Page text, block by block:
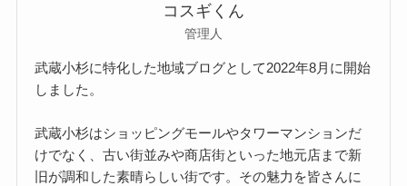
コスギくん
管理人
武蔵小杉に特化した地域ブログとして2022年8月に開始
しました。
武蔵小杉はショッピングモールやタワーマンションだ
けでなく、古い街並みや商店街といった地元店まで新
旧が調和した素晴らしい街です。その魅力を皆さんに